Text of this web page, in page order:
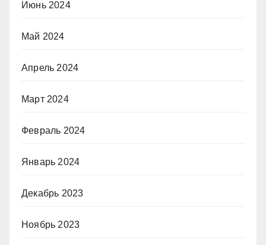
Июнь 2024
Май 2024
Апрель 2024
Март 2024
Февраль 2024
Январь 2024
Декабрь 2023
Ноябрь 2023